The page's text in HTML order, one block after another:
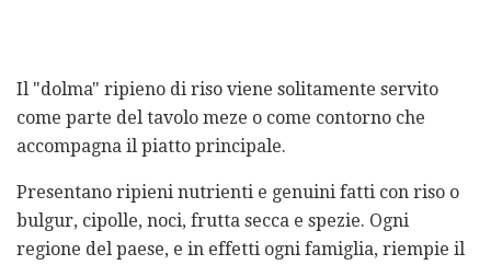
Il "dolma" ripieno di riso viene solitamente servito
come parte del tavolo meze o come contorno che
accompagna il piatto principale.
Presentano ripieni nutrienti e genuini fatti con riso o
bulgur, cipolle, noci, frutta secca e spezie. Ogni
regione del paese, e in effetti ogni famiglia, riempie il